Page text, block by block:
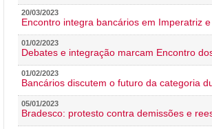
20/03/2023
Encontro integra bancários em Imperatriz
01/02/2023
Debates e integração marcam Encontro
01/02/2023
Bancários discutem o futuro da categoria
05/01/2023
Bradesco: protesto contra demissões e